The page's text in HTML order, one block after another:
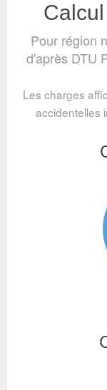
Pour région
d'après DTU
Les charges
accidentelles